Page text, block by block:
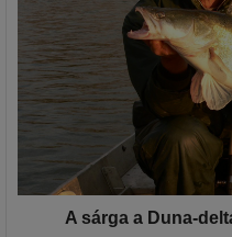
A sárga a Duna-